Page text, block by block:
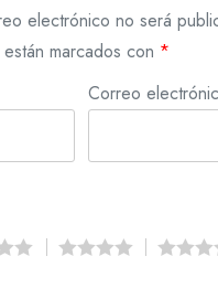
electrónico no será
marcados con *
Correo